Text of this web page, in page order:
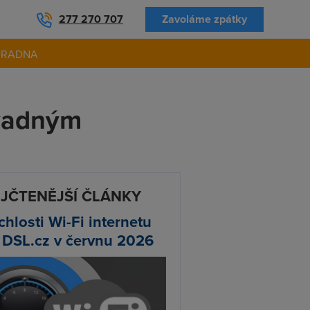
277 270 707 Zavoláme zpátky
ČLÁNKY
Wi-Fi internetu
v červnu 2026